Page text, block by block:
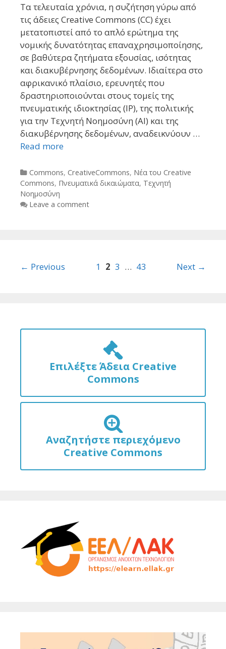
Τα τελευταία χρόνια, η συζήτηση γύρω από
τις άδειες Creative Commons (CC) έχει
μετατοπιστεί από το απλό ερώτημα της
νομικής δυνατότητας επαναχρησιμοποίησης,
σε βαθύτερα ζητήματα εξουσίας, ισότητας
και διακυβέρνησης δεδομένων. Ιδιαίτερα στο
αφρικανικό πλαίσιο, ερευνητές που
δραστηριοποιούνται στους τομείς της
πνευματικής ιδιοκτησίας (IP), της πολιτικής
για την Τεχνητή Νοημοσύνη (AI) και της
διακυβέρνησης δεδομένων, αναδεικνύουν …
Read more
Categories
Commons, CreativeCommons, Νέα του Creative
Commons, Πνευματικά δικαιώματα, Τεχνητή
Νοημοσύνη
Leave a comment
Post
← Previous 1 2 3 … 43 Next →
Επιλέξτε Άδεια Creative
Commons
Αναζητήστε περιεχόμενο
Creative Commons